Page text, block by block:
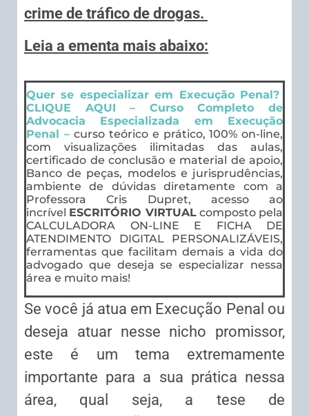
crime de tráfico de drogas.
Leia a ementa mais abaixo:
Quer se especializar em Execução Penal?
CLIQUE AQUI – Curso Completo de
Advocacia Especializada em Execução
Penal –curso teórico e prático, 100% on-line,
com visualizações ilimitadas das aulas,
certificado de conclusão e material de apoio,
Banco de peças, modelos e jurisprudências,
ambiente de dúvidas diretamente com a
Professora Cris Dupret, acesso ao
incrível ESCRITÓRIO VIRTUALcomposto pela
CALCULADORA ON-LINE E FICHA DE
ATENDIMENTO DIGITAL PERSONALIZÁVEIS,
ferramentas que facilitam demais a vida do
advogado que deseja se especializar nessa
área e muito mais!
Se você já atua em Execução Penal ou
deseja atuar nesse nicho promissor,
este é um tema extremamente
importante para a sua prática nessa
área, qual seja, a tese de